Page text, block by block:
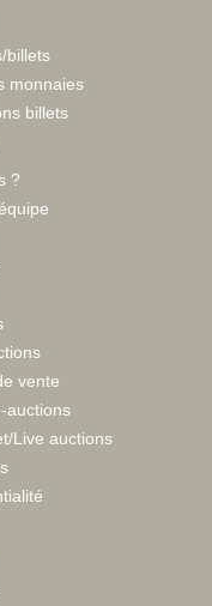
billets
monnaies
billets
?
vente
auctions
Live auctions